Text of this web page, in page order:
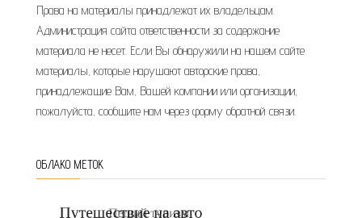
Права на материалы принадлежат их владельцам.
Администрация сайта ответственности за содержание
материала не несет. Если Вы обнаружили на нашем сайте
материалы, которые нарушают авторские права,
принадлежащие Вам, Вашей компании или организации,
пожалуйста, сообщите нам через форму обратной связи.
ОБЛАКО МЕТОК